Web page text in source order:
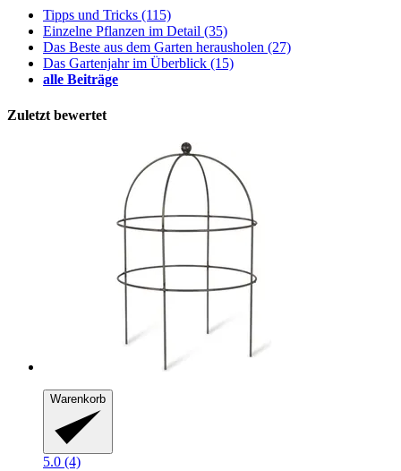
Tipps und Tricks (115)
Einzelne Pflanzen im Detail (35)
Das Beste aus dem Garten herausholen (27)
Das Gartenjahr im Überblick (15)
alle Beiträge
Zuletzt bewertet
Warenkorb
5.0 (4)